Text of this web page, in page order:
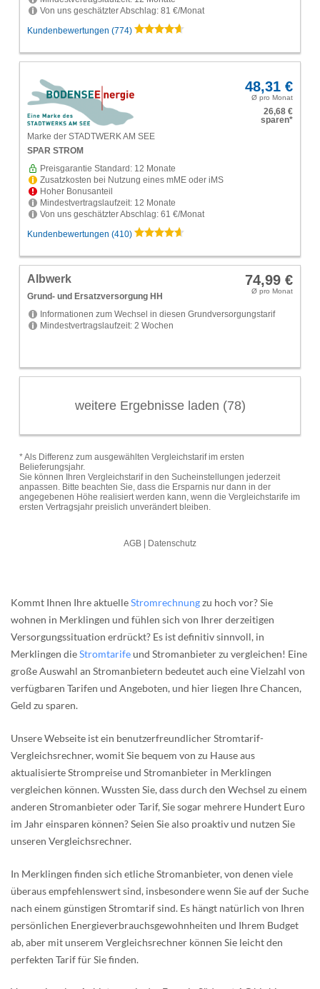
Kommt Ihnen Ihre aktuelleStromrechnungzu hoch vor? Sie
wohnen in Merklingen und fühlen sich von Ihrer derzeitigen
Versorgungssituation erdrückt? Es ist definitiv sinnvoll, in
Merklingen dieStromtarifeund Stromanbieter zu vergleichen! Eine
große Auswahl an Stromanbietern bedeutet auch eine Vielzahl von
verfügbaren Tarifen und Angeboten, und hier liegen Ihre Chancen,
Geld zu sparen.
Unsere Webseite ist ein benutzerfreundlicher Stromtarif-
Vergleichsrechner, womit Sie bequem von zu Hause aus
aktualisierte Strompreise und Stromanbieter in Merklingen
vergleichen können. Wussten Sie, dass durch den Wechsel zu einem
anderen Stromanbieter oder Tarif, Sie sogar mehrere Hundert Euro
im Jahr einsparen können? Seien Sie also proaktiv und nutzen Sie
unseren Vergleichsrechner.
In Merklingen finden sich etliche Stromanbieter, von denen viele
überaus empfehlenswert sind, insbesondere wenn Sie auf der Suche
nach einem günstigen Stromtarif sind. Es hängt natürlich von Ihren
persönlichen Energieverbrauchsgewohnheiten und Ihrem Budget
ab, aber mit unserem Vergleichsrechner können Sie leicht den
perfekten Tarif für Sie finden.